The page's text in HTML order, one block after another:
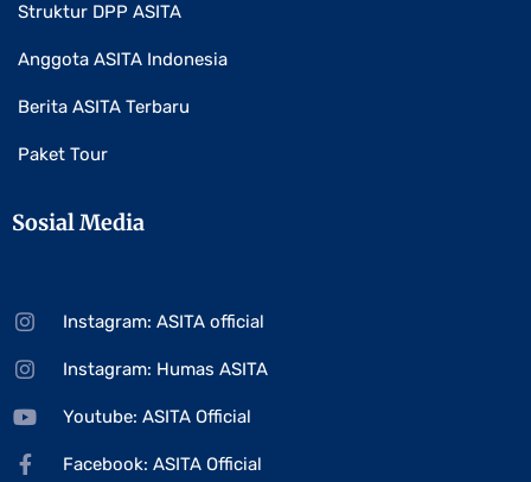
Struktur DPP ASITA
Anggota ASITA Indonesia
Berita ASITA Terbaru
Paket Tour
Sosial Media
Instagram: ASITA official
Instagram: Humas ASITA
Youtube: ASITA Official
Facebook: ASITA Official